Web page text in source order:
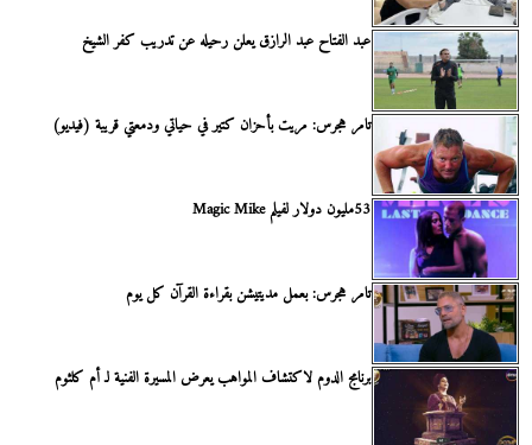
عبد الفتاح عبد الرازق يعلن رحيله عن تدريب كفر الشيخ
تامر هجرس: مريت بأحزان كتير في حياتي ودمعتي قريبة (فيديو)
53مليون دولار لفيلم Magic Mike
تامر هجرس: بعمل مديتيشن بقراءة القرآن كل يوم
برنامج الدوم لاكتشاف المواهب يعرض المسيرة الفنية لـ أم كلثوم